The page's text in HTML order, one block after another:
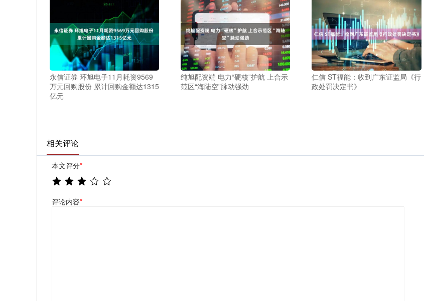
永信证券 环旭电子11月耗资9569
万元回购股份 累计回购金额达1315
亿元
纯旭配资端 电力“硬核”护航 上合示
范区“海陆空”脉动强劲
仁信 ST福能：收到广东证监局《行
政处罚决定书》
相关评论
本文评分*
评论内容*